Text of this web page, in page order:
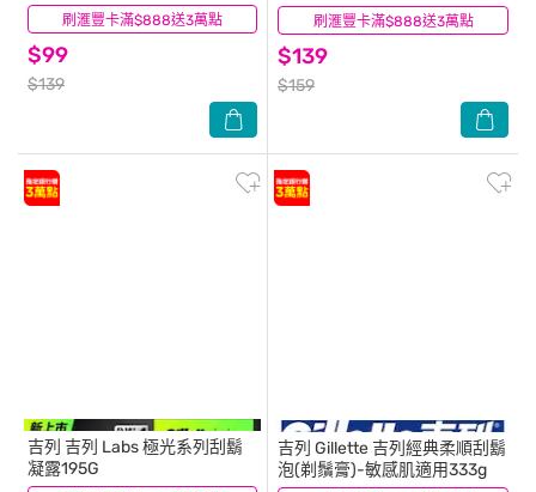
刷滙豐卡滿$888送3萬點
$99
$139
(7) 刷滙豐卡滿$888送3萬點
$139
$159
(31)
吉列 吉列 Labs 極光系列刮鬍
凝露195G
吉列 Gillette 吉列經典柔順刮鬍
泡(剃鬚膏)-敏感肌適用333g